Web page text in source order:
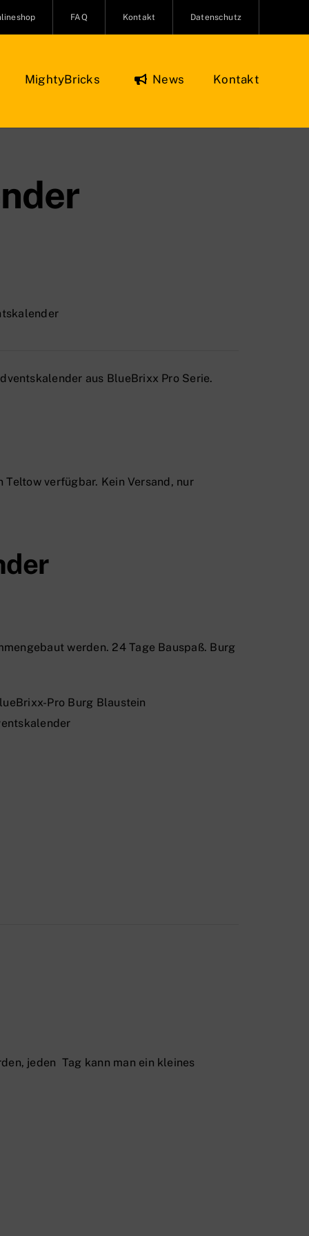
FAQ Kontakt Datenschutz
Figuren & Zubehör
Zubehör
Onlineshop
MightyBricks News Kontakt
aus BlueBrixx Pro Serie.
Teltowverfügbar. Kein Versand, nur
werden. 24 Tage Bauspaß. Burg
jeden Tag kann man ein kleines